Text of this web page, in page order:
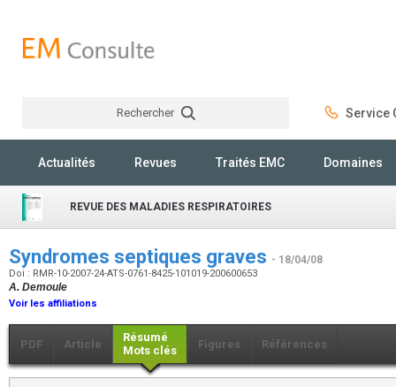
Rechercher Service
Actualités Revues Traités EMC Domaines
REVUE DES MALADIES RESPIRATOIRES
Syndromes septiques graves - 18/04/08
Doi : RMR-10-2007-24-ATS-0761-8425-101019-200600653
A. Demoule
Voir les affiliations
PDF Article
Résumé
Mots clés
Figures Références